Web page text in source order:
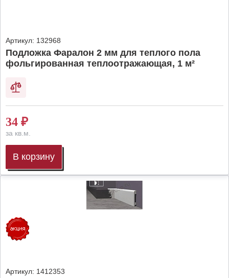
Артикул: 132968
Подложка Фаралон 2 мм для теплого пола
фольгированная теплоотражающая, 1 м²
34 ₽
за кв.м.
В корзину
Артикул: 1412353